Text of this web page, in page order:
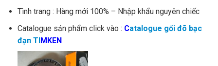
Tình trang : Hàng mới 100% – Nhập khẩu nguyên chiếc
Catalogue sản phẩm click vào : Catalogue gối đõ bạc
đạn TIMKEN